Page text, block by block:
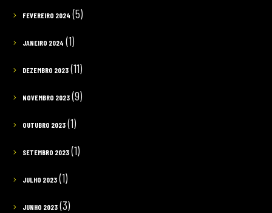
FEVEREIRO 2024 (5)
JANEIRO 2024 (1)
DEZEMBRO 2023(11)
NOVEMBRO 2023(9)
OUTUBRO 2023(1)
SETEMBRO 2023(1)
JULHO 2023(1)
JUNHO 2023(3)